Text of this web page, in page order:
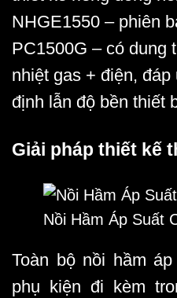
NHGE1550 – phiên
PC1500G – có dung
nhiệt gas + điện,
định lẫn độ bền thiết
Giải pháp thiết kế
Nồi Hầm Áp Suất
Toàn bộ nồi hầm
phụ kiện đi kèm